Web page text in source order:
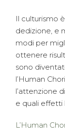
Il culturismo
dedizione, e
modi per
ottenere
sono
l’Human
l’attenzione
e quali effetti
L’Human